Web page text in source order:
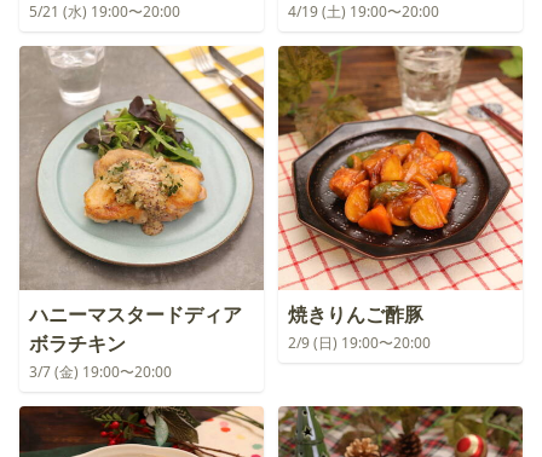
5/21 (水) 19:00〜20:00 4/19 (土) 19:00〜20:00
ハニーマスタードディア
ボラチキン
3/7 (金) 19:00〜20:00
焼きりんご酢豚
2/9 (日) 19:00〜20:00